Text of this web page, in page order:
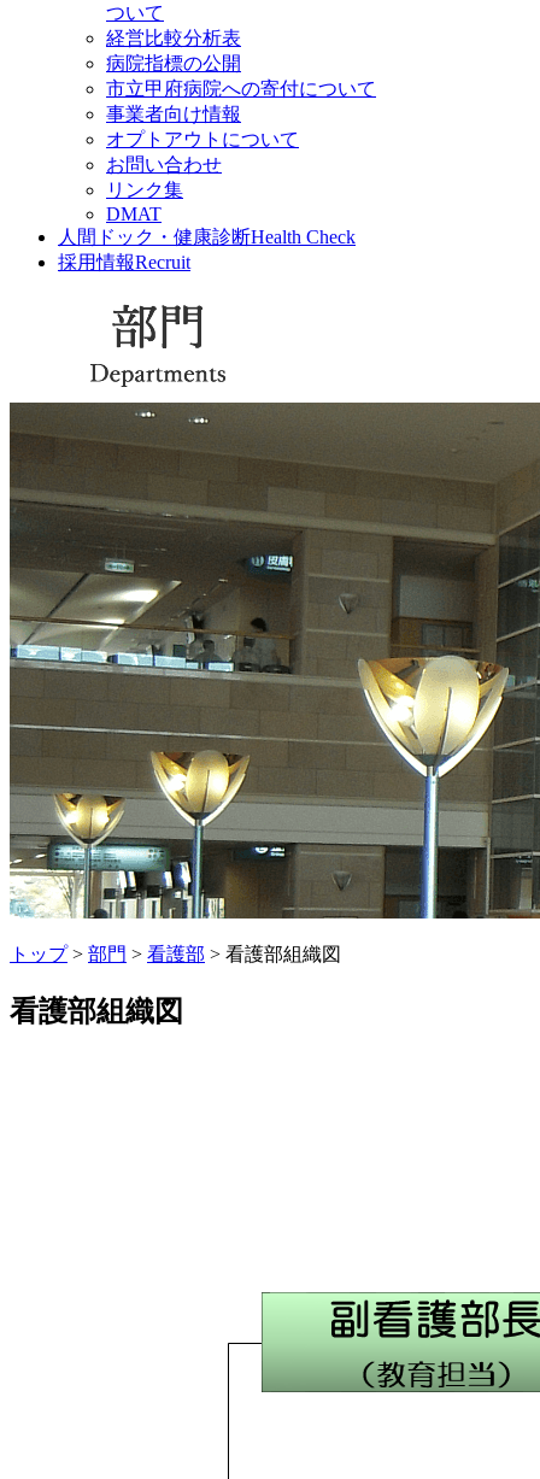
ついて
経営比較分析表
病院指標の公開
市立甲府病院への寄付について
事業者向け情報
オプトアウトについて
お問い合わせ
リンク集
DMAT
人間ドック・健康診断Health Check
採用情報Recruit
トップ> 部門 > 看護部 > 看護部組織図
看護部組織図